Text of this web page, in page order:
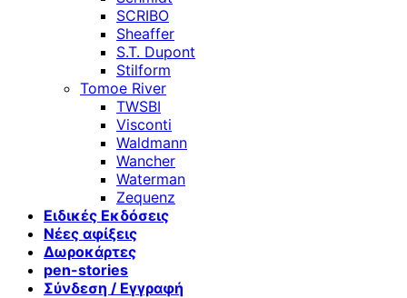
SCRIBO
Sheaffer
S.T. Dupont
Stilform
Tomoe River
TWSBI
Visconti
Waldmann
Wancher
Waterman
Zequenz
Ειδικές Εκδόσεις
Νέες αφίξεις
Δωροκάρτες
pen-stories
Σύνδεση / Εγγραφή